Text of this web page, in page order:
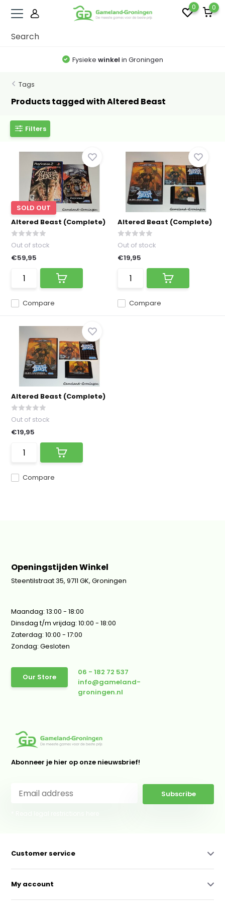
0 0
Fysieke winkel in Groningen
Tags
Products tagged with Altered Beast
Filters
SOLD OUT
Altered Beast (Complete)
Compare
Out of stock
€59,95
Altered Beast (Complete)
Compare
Out of stock
€19,95
Altered Beast (Complete)
Compare
Out of stock
€19,95
Openingstijden Winkel
Steentilstraat 35, 9711 GK, Groningen
Maandag: 13:00 - 18:00
Dinsdag t/m vrijdag: 10:00 - 18:00
Zaterdag: 10:00 - 17:00
Zondag: Gesloten
Our Store
06 - 182 72 537
info@gameland-
groningen.nl
Abonneer je hier op onze nieuwsbrief!
Subscribe
Customer service
My account